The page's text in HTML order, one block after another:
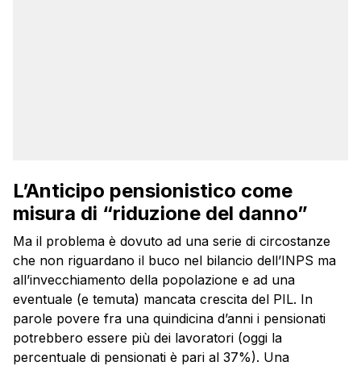
L’Anticipo pensionistico come
misura di “riduzione del danno”
Ma il problema è dovuto ad una serie di circostanze
che non riguardano il buco nel bilancio dell’INPS ma
all’invecchiamento della popolazione e ad una
eventuale (e temuta) mancata crescita del PIL. In
parole povere fra una quindicina d’anni i pensionati
potrebbero essere più dei lavoratori (oggi la
percentuale di pensionati è pari al 37%). Una